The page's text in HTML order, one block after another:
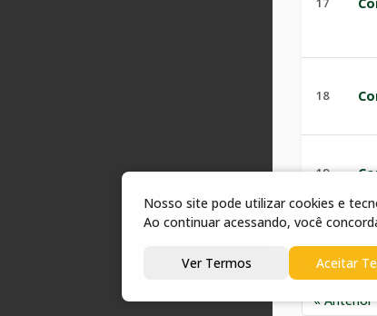
18
19
« Anterior
Nosso site pode utilizar cookies e
Ao continuar acessando, você
Ver Termos Aceitar